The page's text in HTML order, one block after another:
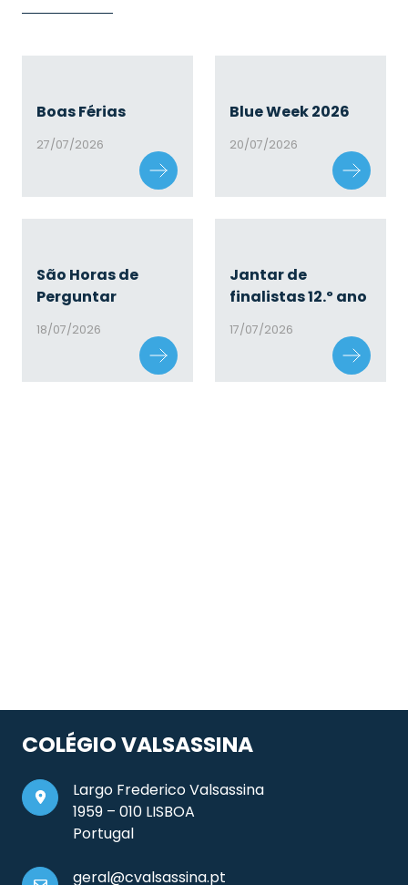
Boas Férias
27/07/2026
Blue Week 2026
20/07/2026
São Horas de
Perguntar
18/07/2026
Jantar de
finalistas 12.º ano
17/07/2026
COLÉGIO VALSASSINA
Largo Frederico Valsassina
1959 – 010 LISBOA
Portugal
geral@cvalsassina.pt